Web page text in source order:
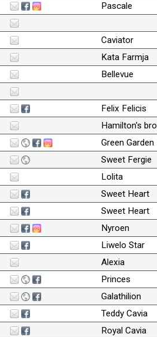
Pascale
Caviator
Kata Farmja
Bellevue
Felix Felicis
Hamilton's bro
Green Garden
Sweet Fergie
Lolita
Sweet Heart
Sweet Heart
Nyroen
Liwelo Star
Alexia
Princes
Galathilion
Teddy Cavia
Royal Cavia